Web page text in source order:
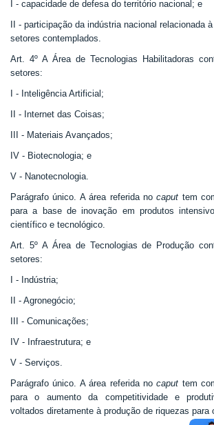
I - capacidade de defesa do território nacional; e
II - participação da indústria nacional relacionada
setores contemplados.
Art. 4º A Área de Tecnologias Habilitadoras
setores:
I - Inteligência Artificial;
II - Internet das Coisas;
III - Materiais Avançados;
IV - Biotecnologia; e
V - Nanotecnologia.
Parágrafo único. A área referida nocaput tem
para a base de inovação em produtos
científico e tecnológico.
Art. 5º A Área de Tecnologias de Produção
setores:
I - Indústria;
II - Agronegócio;
III - Comunicações;
IV - Infraestrutura; e
V - Serviços.
Parágrafo único. A área referida nocaput tem
para o aumento da competitividade e
voltados diretamente à produção de riquezas para